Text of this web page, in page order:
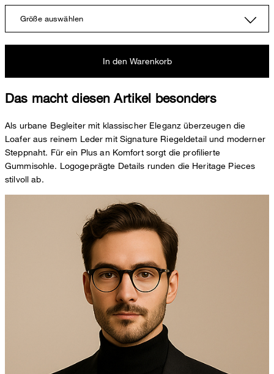
Größe auswählen
In den Warenkorb
Das macht diesen Artikel besonders
Als urbane Begleiter mit klassischer Eleganz überzeugen die
Loafer aus reinem Leder mit Signature Riegeldetail und moderner
Steppnaht. Für ein Plus an Komfort sorgt die profilierte
Gummisohle. Logogeprägte Details runden die Heritage Pieces
stilvoll ab.